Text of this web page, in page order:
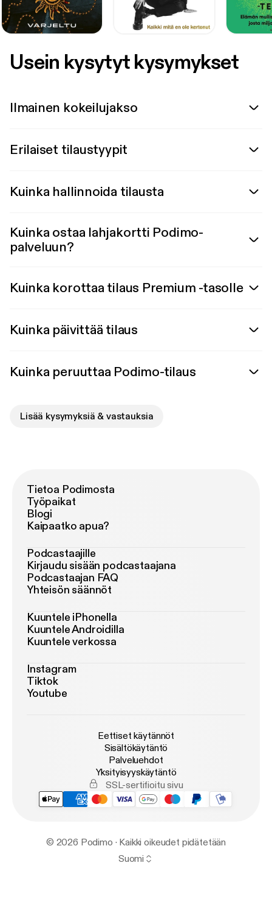
Usein kysytyt kysymykset
Ilmainen kokeilujakso
Erilaiset tilaustyypit
Kuinka hallinnoida tilausta
Kuinka ostaa lahjakortti Podimo-
palveluun?
Kuinka korottaa tilaus Premium -tasolle
Kuinka päivittää tilaus
Kuinka peruuttaa Podimo-tilaus
Lisää kysymyksiä & vastauksia
Tietoa Podimosta
Työpaikat
Blogi
Kaipaatko apua?
Podcastaajille
Kirjaudu sisään podcastaajana
Podcastaajan FAQ
Yhteisön säännöt
Kuuntele iPhonella
Kuuntele Androidilla
Kuuntele verkossa
Instagram
Tiktok
Youtube
Eettiset käytännöt
Sisältökäytäntö
Palveluehdot
Yksityisyyskäytäntö
SSL-sertifioitu sivu
© 2026 Podimo · Kaikki oikeudet pidätetään
Suomi